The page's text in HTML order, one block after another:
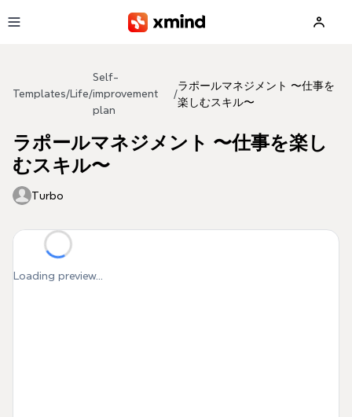
Templates/ Life/
Self-
improvement
plan
/
ラポールマネジメント 〜仕事を
楽しむスキル〜
ラポールマネジメント 〜仕事を楽し
むスキル〜
Turbo
Loading preview...